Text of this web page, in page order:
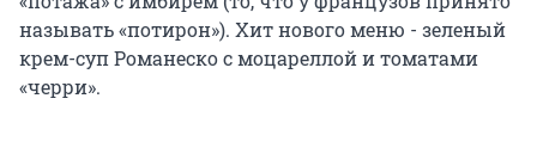
называть «потирон»). Хит нового меню - зеленый
крем-суп Романеско с моцареллой и томатами
«черри».